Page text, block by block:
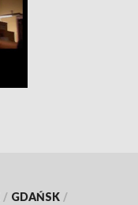
/ GDAŃSK /